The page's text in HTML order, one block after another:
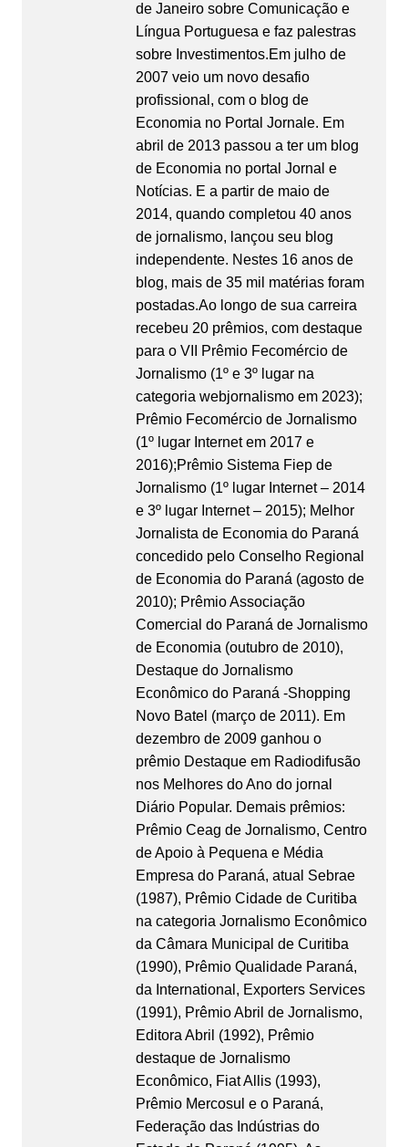
de Janeiro sobre Comunicação e
Língua Portuguesa e faz palestras
sobre Investimentos.Em julho de
2007 veio um novo desafio
profissional, com o blog de
Economia no Portal Jornale. Em
abril de 2013 passou a ter um blog
de Economia no portal Jornal e
Notícias. E a partir de maio de
2014, quando completou 40 anos
de jornalismo, lançou seu blog
independente. Nestes 16 anos de
blog, mais de 35 mil matérias foram
postadas.Ao longo de sua carreira
recebeu 20 prêmios, com destaque
para o VII Prêmio Fecomércio de
Jornalismo (1º e 3º lugar na
categoria webjornalismo em 2023);
Prêmio Fecomércio de Jornalismo
(1º lugar Internet em 2017 e
2016);Prêmio Sistema Fiep de
Jornalismo (1º lugar Internet – 2014
e 3º lugar Internet – 2015); Melhor
Jornalista de Economia do Paraná
concedido pelo Conselho Regional
de Economia do Paraná (agosto de
2010); Prêmio Associação
Comercial do Paraná de Jornalismo
de Economia (outubro de 2010),
Destaque do Jornalismo
Econômico do Paraná -Shopping
Novo Batel (março de 2011). Em
dezembro de 2009 ganhou o
prêmio Destaque em Radiodifusão
nos Melhores do Ano do jornal
Diário Popular. Demais prêmios:
Prêmio Ceag de Jornalismo, Centro
de Apoio à Pequena e Média
Empresa do Paraná, atual Sebrae
(1987), Prêmio Cidade de Curitiba
na categoria Jornalismo Econômico
da Câmara Municipal de Curitiba
(1990), Prêmio Qualidade Paraná,
da International, Exporters Services
(1991), Prêmio Abril de Jornalismo,
Editora Abril (1992), Prêmio
destaque de Jornalismo
Econômico, Fiat Allis (1993),
Prêmio Mercosul e o Paraná,
Federação das Indústrias do